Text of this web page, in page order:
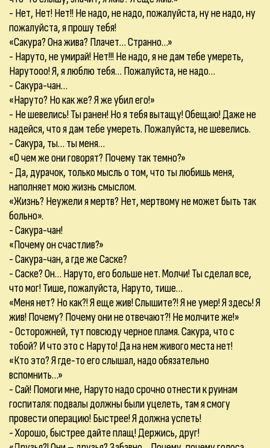
- Нет, Нет! Нет!! Не надо, не надо, пожалуйста, ну не надо, ну
пожалуйста, я прошу тебя!
«Сакура? Она жива? Плачет… Странно…»
- Наруто, не умирай! Нет!!! Не надо, я не дам тебе умереть,
Нарутооо! Я, я люблю тебя… Пожалуйста, не надо…
- Сакура-чан…
«Наруто? Но как же? Я же убил его!»
- Не шевелись! Ты ранен! Но я тебя вытащу! Обещаю! Даже не
надейся, что я дам тебе умереть. Пожалуйста, не шевелись.
- Сакура, ты… ты меня…
«О чем же они говорят? Почему так темно?»
- Да, дурачок, только мысль о том, что ты любишь меня,
наполняет мою жизнь смыслом.
«Жизнь? Неужели я мертв? Нет, мертвому не может быть так
больно».
- Сакура-чан!
«Почему он счастлив?»
- Сакура-чан, а где же Саске?
- Саске? Он… Наруто, его больше нет. Молчи! Ты сделал все,
что мог! Тише, пожалуйста, Наруто, тише…
«Меня нет? Но как?! Я еще жив! Слышите?! Я не умер! Я здесь! Я
жив! Почему? Почему они не отвечают?! Не молчите же!»
- Осторожней, тут повсюду черное пламя. Сакура, что с
тобой? И что это с Наруто! Да на нем живого места нет!
«Кто это? Я где-то его слышал, надо обязательно
вспомнить…»
- Сай! Помоги мне, Наруто надо срочно отнести к руинам
госпиталя: подвалы должны были уцелеть, там я смогу
провести операцию! Быстрее! Я должна успеть!
- Хорошо, быстрее дайте плащ! Держись, друг!